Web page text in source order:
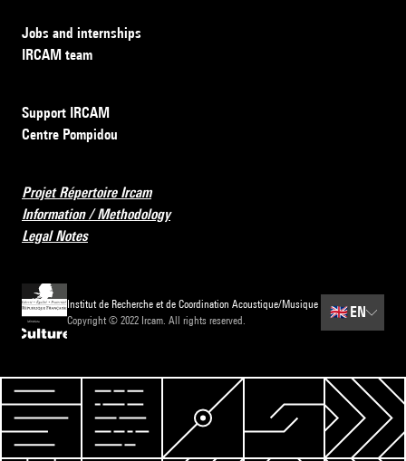
Jobs and internships
IRCAM team
Support IRCAM
Centre Pompidou
Projet Répertoire Ircam
Information / Methodology
Legal Notes
Institut de Recherche et de Coordination Acoustique/Musique
Copyright © 2022 Ircam. All rights reserved.
🇬🇧 EN